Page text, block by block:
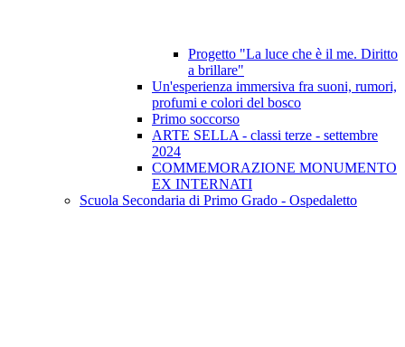
Progetto "La luce che è il me. Diritto
a brillare"
Un'esperienza immersiva fra suoni, rumori,
profumi e colori del bosco
Primo soccorso
ARTE SELLA - classi terze - settembre
2024
COMMEMORAZIONE MONUMENTO
EX INTERNATI
Scuola Secondaria di Primo Grado - Ospedaletto